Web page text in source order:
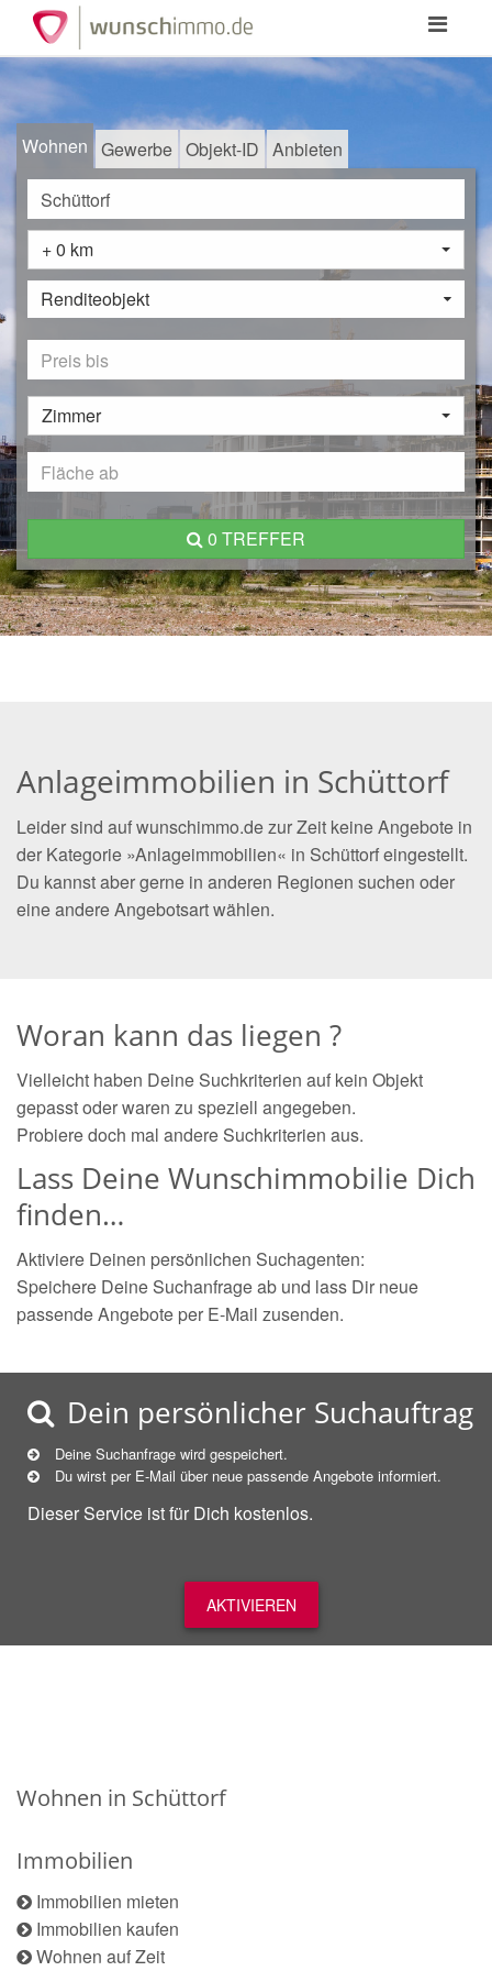
Toggle
Wohnen Gewerbe Objekt-ID Anbieten
+ 0 km
Renditeobjekt
Zimmer
0 TREFFER
Anlageimmobilien in Schüttorf
Leider sind auf wunschimmo.de zur Zeit keine Angebote in
der Kategorie »Anlageimmobilien« in Schüttorf eingestellt.
Du kannst aber gerne in anderen Regionen suchen oder
eine andere Angebotsart wählen.
Woran kann das liegen ?
Vielleicht haben Deine Suchkriterien auf kein Objekt
gepasst oder waren zu speziell angegeben.
Probiere doch mal andere Suchkriterien aus.
Lass Deine Wunschimmobilie Dich
finden…
Aktiviere Deinen persönlichen Suchagenten:
Speichere Deine Suchanfrage ab und lass Dir neue
passende Angebote per E-Mail zusenden.
Dein persönlicher Suchauftrag
Deine Suchanfrage wird gespeichert.
Du wirst per E-Mail über neue passende Angebote informiert.
Dieser Service ist für Dich kostenlos.
AKTIVIEREN
Wohnen in Schüttorf
Immobilien
Immobilien mieten
Immobilien kaufen
Wohnen auf Zeit